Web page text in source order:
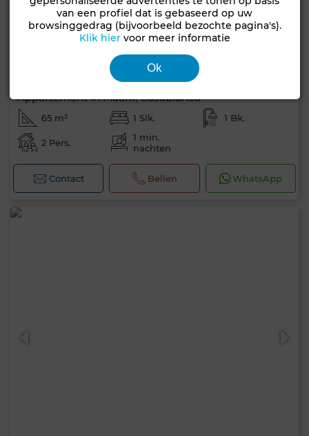
Appartement in Maârif, Casablanca
65 m² 1 Slk. 1 Bk.
2 Pers.
1 min.
nachten
Contact Bellen WhatsApp
van een profiel dat is gebaseerd op uw
browsinggedrag (bijvoorbeeld bezochte pagina's).
Klik hiervoor meer informatie
Ok